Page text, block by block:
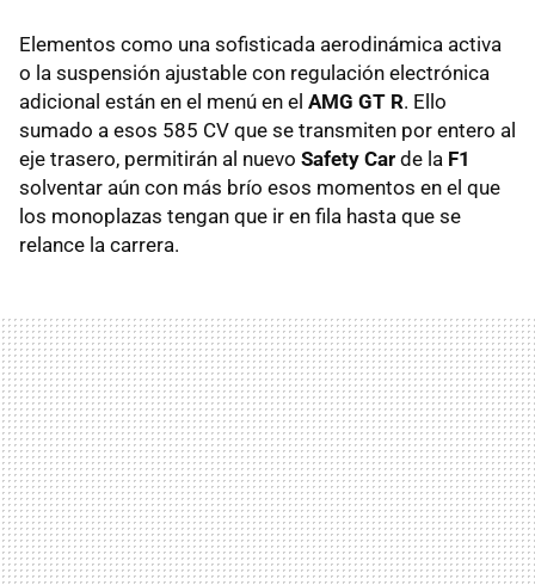
Elementos como una sofisticada aerodinámica activa
o la suspensión ajustable con regulación electrónica
adicional están en el menú en el AMG GT R. Ello
sumado a esos 585 CV que se transmiten por entero al
eje trasero, permitirán al nuevo Safety Car de la F1
solventar aún con más brío esos momentos en el que
los monoplazas tengan que ir en fila hasta que se
relance la carrera.